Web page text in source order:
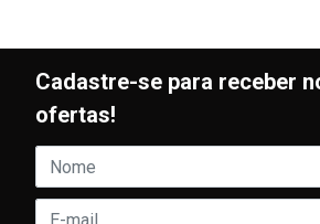
Cadastre-se para receber
ofertas!